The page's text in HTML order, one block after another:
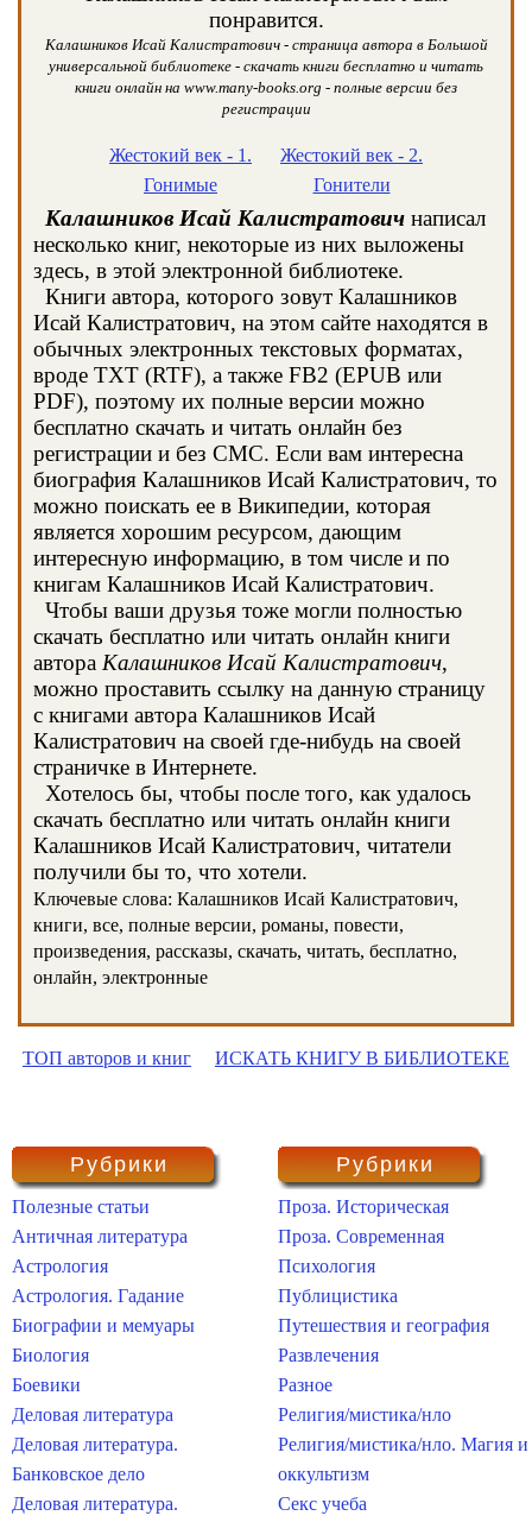
понравится.
Калашников Исай Калистратович - страница автора в Большой
универсальной библиотеке - скачать книги бесплатно и читать
книги онлайн на www.many-books.org - полные версии без
регистрации
Жестокий век - 1.
Гонимые
Жестокий век - 2.
Гонители
Калашников Исай Калистратович написал
несколько книг, некоторые из них выложены
здесь, в этой электронной библиотеке.
Книги автора, которого зовут Калашников
Исай Калистратович, на этом сайте находятся в
обычных электронных текстовых форматах,
вроде TXT (RTF), а также FB2 (EPUB или
PDF), поэтому их полные версии можно
бесплатно скачать и читать онлайн без
регистрации и без СМС. Если вам интересна
биография Калашников Исай Калистратович, то
можно поискать ее в Википедии, которая
является хорошим ресурсом, дающим
интересную информацию, в том числе и по
книгам Калашников Исай Калистратович.
Чтобы ваши друзья тоже могли полностью
скачать бесплатно или читать онлайн книги
автора Калашников Исай Калистратович,
можно проставить ссылку на данную страницу
с книгами автора Калашников Исай
Калистратович на своей где-нибудь на своей
страничке в Интернете.
Хотелось бы, чтобы после того, как удалось
скачать бесплатно или читать онлайн книги
Калашников Исай Калистратович, читатели
получили бы то, что хотели.
Ключевые слова: Калашников Исай Калистратович,
книги, все, полные версии, романы, повести,
произведения, рассказы, скачать, читать, бесплатно,
онлайн, электронные
ТОП авторов и книг ИСКАТЬ КНИГУ В БИБЛИОТЕКЕ
Рубрики
Полезные статьи
Античная литература
Астрология
Астрология. Гадание
Биографии и мемуары
Биология
Боевики
Деловая литература
Деловая литература.
Банковское дело
Деловая литература.
Рубрики
Проза. Историческая
Проза. Современная
Психология
Публицистика
Путешествия и география
Развлечения
Разное
Религия/мистика/нло
Религия/мистика/нло. Магия и
оккультизм
Секс учеба